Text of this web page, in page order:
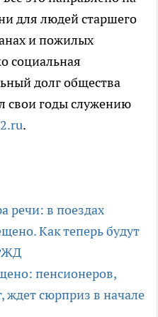
для людей старшего
и пожилых
социальная
долг общества
свои годы служению
.
речи: в поездах
Как теперь будут
пенсионеров,
ждет сюрприз в начале